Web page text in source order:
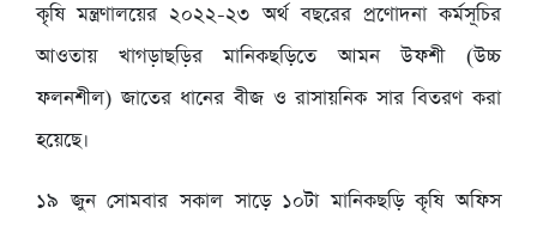
কৃষি মন্ত্রণালয়ের ২০২২-২৩ অর্থ বছরের প্রণোদনা কর্মসূচির
আওতায় খাগড়াছড়ির মানিকছড়িতে আমন উফশী (উচ্চ
ফলনশীল) জাতের ধানের বীজ ও রাসায়নিক সার বিতরণ করা
হয়েছে।
১৯ জুন সোমবার সকাল সাড়ে ১০টা মানিকছড়ি কৃষি অফিস